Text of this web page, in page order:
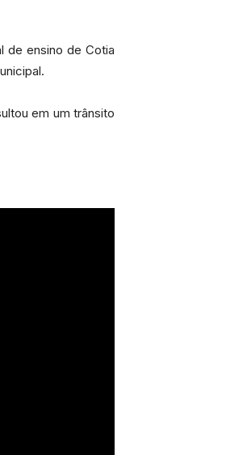
de ensino de Cotia
em um trânsito